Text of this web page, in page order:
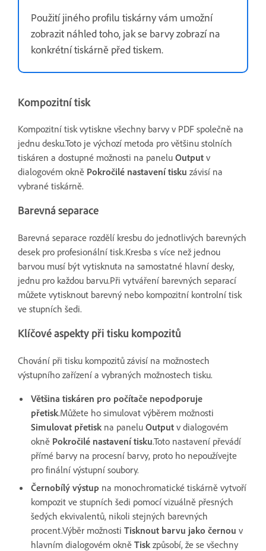
Použití jiného profilu tiskárny vám umožní
zobrazit náhled toho, jak se barvy zobrazí na
konkrétní tiskárně před tiskem.
Kompozitní tisk
Kompozitní tisk vytiskne všechny barvy v PDF společně na
jednu desku.Toto je výchozí metoda pro většinu stolních
tiskáren a dostupné možnosti na panelu Output v
dialogovém okně Pokročilé nastavení tisku závisí na
vybrané tiskárně.
Barevná separace
Barevná separace rozdělí kresbu do jednotlivých barevných
desek pro profesionální tisk.Kresba s více než jednou
barvou musí být vytisknuta na samostatné hlavní desky,
jednu pro každou barvu.Při vytváření barevných separací
můžete vytisknout barevný nebo kompozitní kontrolní tisk
ve stupních šedi.
Klíčové aspekty při tisku kompozitů
Chování při tisku kompozitů závisí na možnostech
výstupního zařízení a vybraných možnostech tisku.
Většina tiskáren pro počítače nepodporuje
přetisk.Můžete ho simulovat výběrem možnosti
Simulovat přetisk na panelu Output v dialogovém
okně Pokročilé nastavení tisku.Toto nastavení převádí
přímé barvy na procesní barvy, proto ho nepoužívejte
pro finální výstupní soubory.
Černobílý výstup na monochromatické tiskárně vytvoří
kompozit ve stupních šedi pomocí vizuálně přesných
šedých ekvivalentů, nikoli stejných barevných
procent.Výběr možnosti Tisknout barvu jako černou v
hlavním dialogovém okně Tisk způsobí, že se všechny